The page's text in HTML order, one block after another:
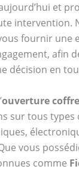
et
intervention.
fournir une
afin
décision en
ouverture
sur tous types
vous
comme